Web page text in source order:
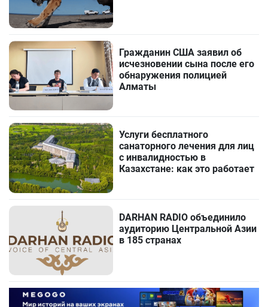
Гражданин США заявил об
исчезновении сына после его
обнаружения полицией
Алматы
Услуги бесплатного
санаторного лечения для лиц
с инвалидностью в
Казахстане: как это работает
DARHAN RADIO объединило
аудиторию Центральной Азии
в 185 странах